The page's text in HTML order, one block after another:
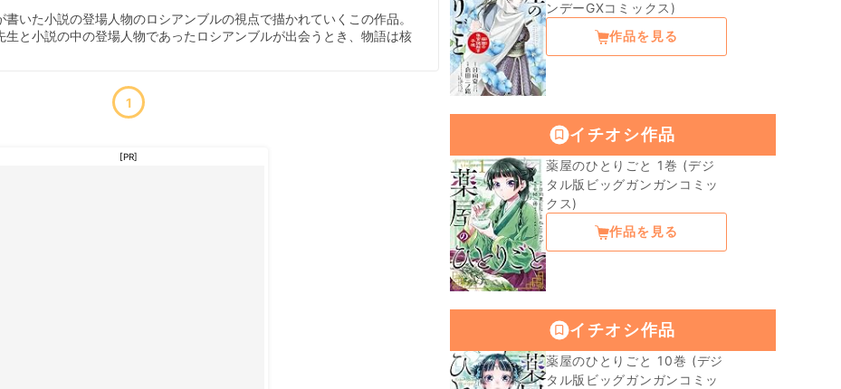
いた小説の登場人物のロシアンブルの視点で描かれていくこの作品。
と小説の中の登場人物であったロシアンブルが出会うとき、物語は核
1
[PR]
ンデーGXコミックス)
作品を見る
イチオシ作品
薬屋のひとりごと 1巻 (デジ
タル版ビッグガンガンコミッ
クス)
作品を見る
イチオシ作品
薬屋のひとりごと 10巻 (デジ
タル版ビッグガンガンコミッ